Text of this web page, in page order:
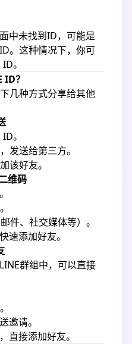
中未找到ID，可能是
。这种情况下，你可
。
？
几种方式分享给其他
。
发送给第三方。
该好友。
维码
件、社交媒体等）。
速添加好友。
群组中，可以直接
邀请。
直接添加好友。